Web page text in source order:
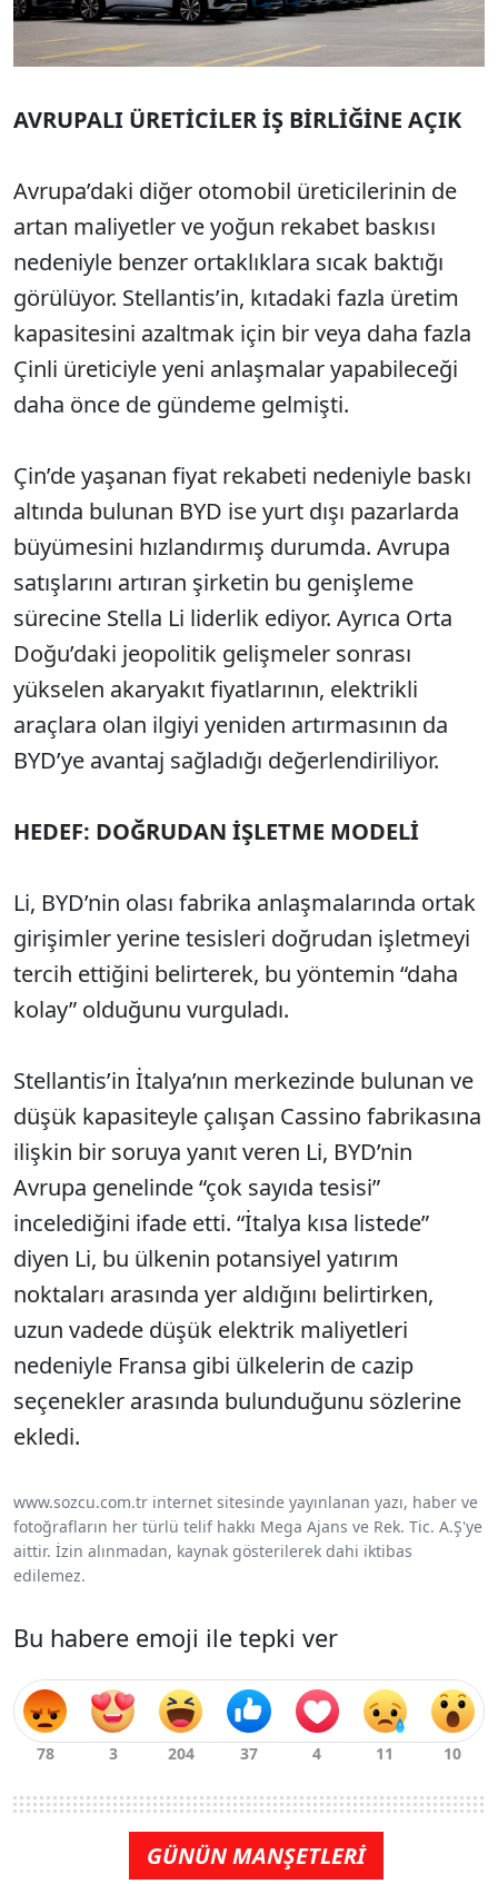
AVRUPALI ÜRETİCİLER İŞ BİRLİĞİNE AÇIK
Avrupa’daki diğer otomobil üreticilerinin de
artan maliyetler ve yoğun rekabet baskısı
nedeniyle benzer ortaklıklara sıcak baktığı
görülüyor. Stellantis’in, kıtadaki fazla üretim
kapasitesini azaltmak için bir veya daha fazla
Çinli üreticiyle yeni anlaşmalar yapabileceği
daha önce de gündeme gelmişti.
Çin’de yaşanan fiyat rekabeti nedeniyle baskı
altında bulunan BYD ise yurt dışı pazarlarda
büyümesini hızlandırmış durumda. Avrupa
satışlarını artıran şirketin bu genişleme
sürecine Stella Li liderlik ediyor. Ayrıca Orta
Doğu’daki jeopolitik gelişmeler sonrası
yükselen akaryakıt fiyatlarının, elektrikli
araçlara olan ilgiyi yeniden artırmasının da
BYD’ye avantaj sağladığı değerlendiriliyor.
HEDEF: DOĞRUDAN İŞLETME MODELİ
Li, BYD’nin olası fabrika anlaşmalarında ortak
girişimler yerine tesisleri doğrudan işletmeyi
tercih ettiğini belirterek, bu yöntemin “daha
kolay” olduğunu vurguladı.
Stellantis’in İtalya’nın merkezinde bulunan ve
düşük kapasiteyle çalışan Cassino fabrikasına
ilişkin bir soruya yanıt veren Li, BYD’nin
Avrupa genelinde “çok sayıda tesisi”
incelediğini ifade etti. “İtalya kısa listede”
diyen Li, bu ülkenin potansiyel yatırım
noktaları arasında yer aldığını belirtirken,
uzun vadede düşük elektrik maliyetleri
nedeniyle Fransa gibi ülkelerin de cazip
seçenekler arasında bulunduğunu sözlerine
ekledi.
www.sozcu.com.tr internet sitesinde yayınlanan yazı, haber ve
fotoğrafların her türlü telif hakkı Mega Ajans ve Rek. Tic. A.Ş'ye
aittir. İzin alınmadan, kaynak gösterilerek dahi iktibas
edilemez.
Bu habere emoji ile tepki ver
GÜNÜN MANŞETLERİ